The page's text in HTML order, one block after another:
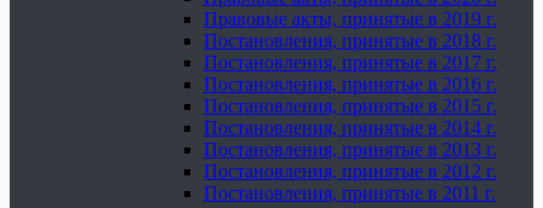
Правовые акты, принятые в 2019 г.
Постановления, принятые в 2018 г.
Постановления, принятые в 2017 г.
Постановления, принятые в 2016 г.
Постановления, принятые в 2015 г.
Постановления, принятые в 2014 г.
Постановления, принятые в 2013 г.
Постановления, принятые в 2012 г.
Постановления, принятые в 2011 г.